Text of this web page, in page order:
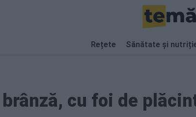
Rețete Sănătate și
cu foi de